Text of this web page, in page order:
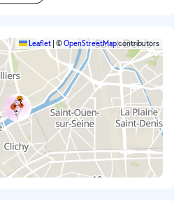
Leaflet ©OpenStreetMapcontributors